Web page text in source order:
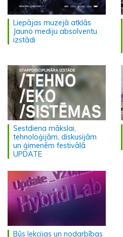
Liepājas muzejā atklās
Jauno mediju absolventu
izstādi
Sestdiena mākslai,
tehnoloģijām, diskusijām
un ģimenēm festivālā
UPDATE
Būs lekcijas un nodarbības